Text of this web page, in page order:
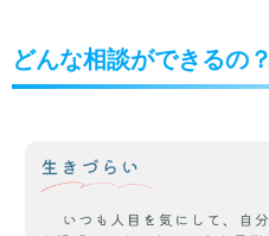
どんな相談ができるの？